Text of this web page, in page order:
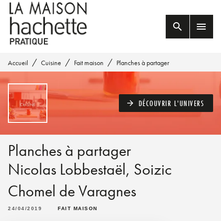
MENU RECHERCHE
PIED DE PAGE
search menu
Accueil / Cuisine / Fait maison / Planches à partager
arrow_forward DÉCOUVRIR L'UNIVERS
Planches à partager
Nicolas Lobbestaël, Soizic
Chomel de Varagnes
24/04/2019 FAIT MAISON